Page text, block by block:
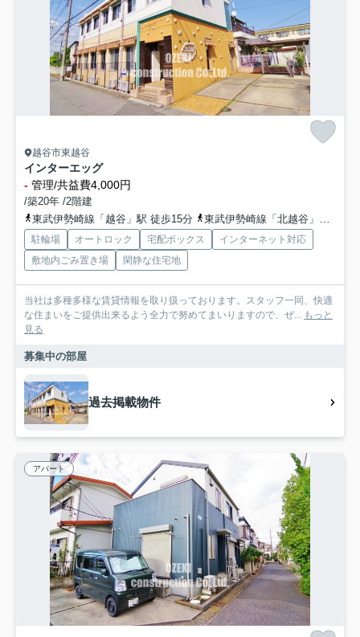
越谷市東越谷
インターエッグ
- 管理/共益費4,000円
/築20年 /2階建
東武伊勢崎線「越谷」駅 徒歩15分
東武伊勢崎線「北越谷」駅 徒歩25分
駐輪場 オートロック 宅配ボックス
インターネット対応
敷地内ごみ置き場
閑静な住宅地
当社は多種多様な賃貸情報を取り扱っております。スタッフ一同、快適
な住まいをご提供出来るよう全力で努めてまいりますので、ぜ... もっと
見る
募集中の部屋
過去掲載物件
アパート